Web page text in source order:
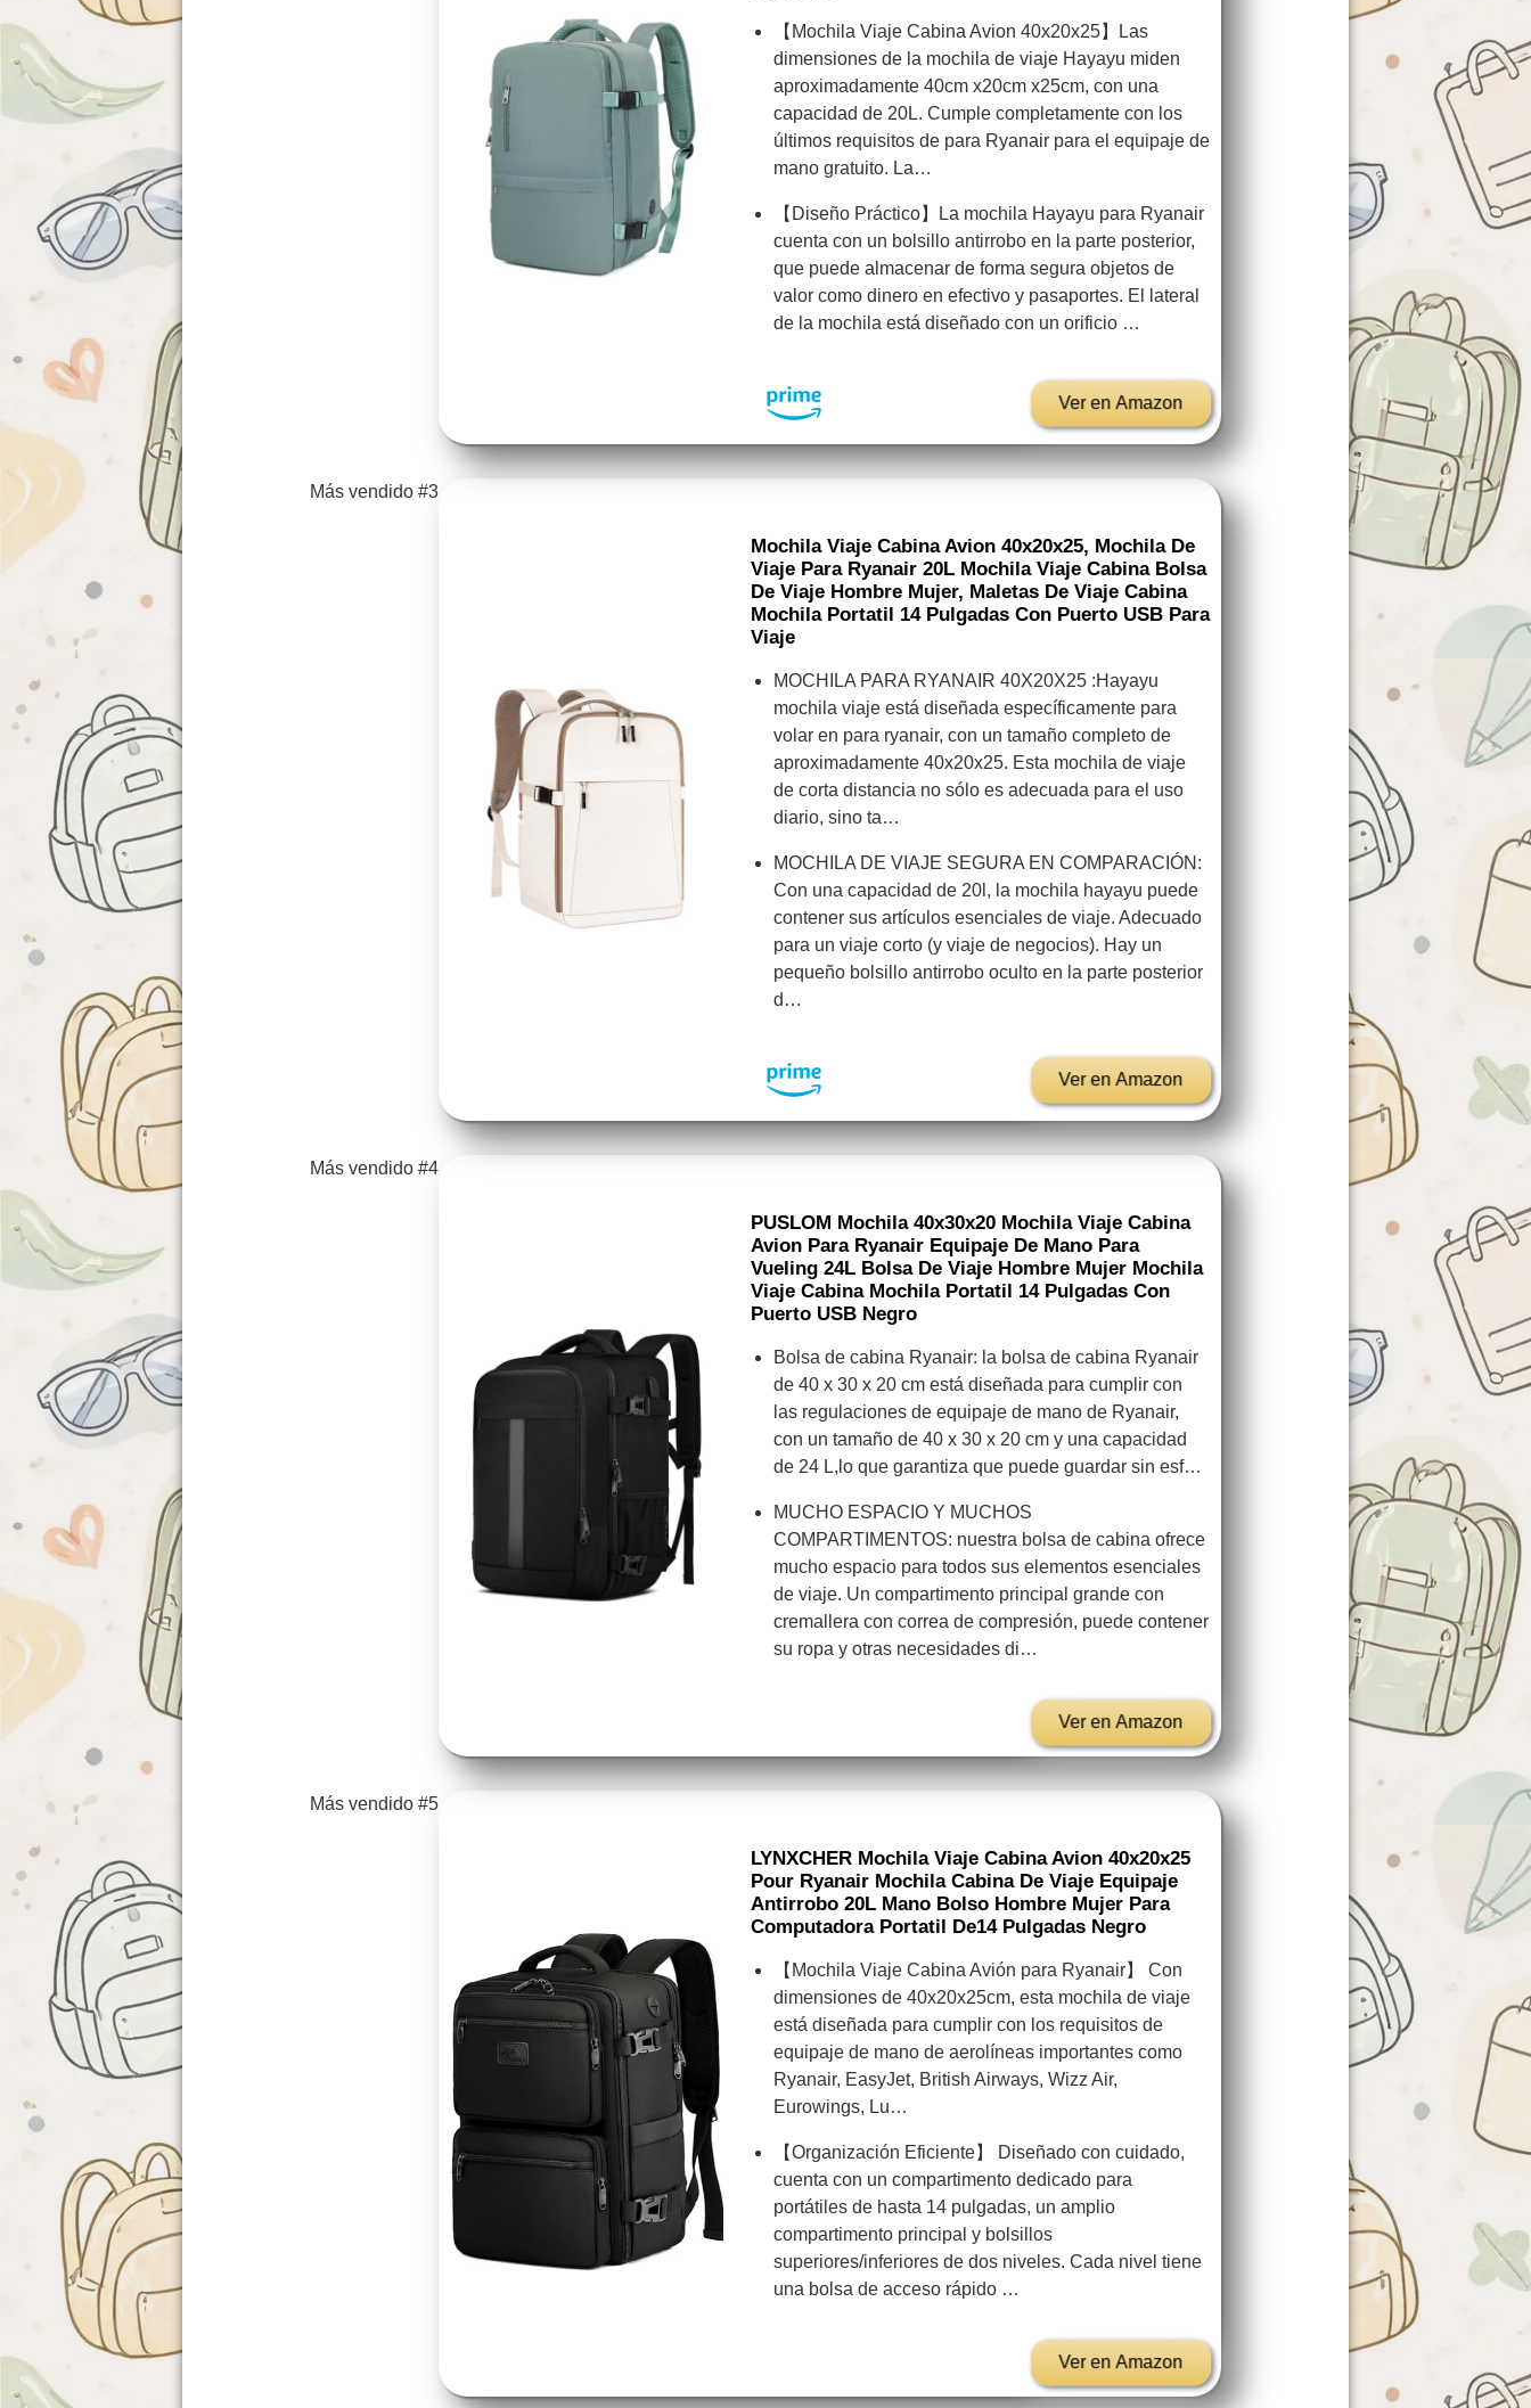
【Mochila Viaje Cabina Avion 40x20x25】Las
dimensiones de la mochila de viaje Hayayu miden
aproximadamente 40cm x20cm x25cm, con una
capacidad de 20L. Cumple completamente con los
últimos requisitos de para Ryanair para el equipaje de
mano gratuito. La…
【Diseño Práctico】La mochila Hayayu para Ryanair
cuenta con un bolsillo antirrobo en la parte posterior,
que puede almacenar de forma segura objetos de
valor como dinero en efectivo y pasaportes. El lateral
de la mochila está diseñado con un orificio …
Ver en Amazon
Más vendido #3
Mochila Viaje Cabina Avion 40x20x25, Mochila De
Viaje Para Ryanair 20L Mochila Viaje Cabina Bolsa
De Viaje Hombre Mujer, Maletas De Viaje Cabina
Mochila Portatil 14 Pulgadas Con Puerto USB Para
Viaje
MOCHILA PARA RYANAIR 40X20X25 :Hayayu
mochila viaje está diseñada específicamente para
volar en para ryanair, con un tamaño completo de
aproximadamente 40x20x25. Esta mochila de viaje
de corta distancia no sólo es adecuada para el uso
diario, sino ta…
MOCHILA DE VIAJE SEGURA EN COMPARACIÓN:
Con una capacidad de 20l, la mochila hayayu puede
contener sus artículos esenciales de viaje. Adecuado
para un viaje corto (y viaje de negocios). Hay un
pequeño bolsillo antirrobo oculto en la parte posterior
d…
Ver en Amazon
Más vendido #4
PUSLOM Mochila 40x30x20 Mochila Viaje Cabina
Avion Para Ryanair Equipaje De Mano Para
Vueling 24L Bolsa De Viaje Hombre Mujer Mochila
Viaje Cabina Mochila Portatil 14 Pulgadas Con
Puerto USB Negro
Bolsa de cabina Ryanair: la bolsa de cabina Ryanair
de 40 x 30 x 20 cm está diseñada para cumplir con
las regulaciones de equipaje de mano de Ryanair,
con un tamaño de 40 x 30 x 20 cm y una capacidad
de 24 L,lo que garantiza que puede guardar sin esf…
MUCHO ESPACIO Y MUCHOS
COMPARTIMENTOS: nuestra bolsa de cabina ofrece
mucho espacio para todos sus elementos esenciales
de viaje. Un compartimento principal grande con
cremallera con correa de compresión, puede contener
su ropa y otras necesidades di…
Ver en Amazon
Más vendido #5
LYNXCHER Mochila Viaje Cabina Avion 40x20x25
Pour Ryanair Mochila Cabina De Viaje Equipaje
Antirrobo 20L Mano Bolso Hombre Mujer Para
Computadora Portatil De14 Pulgadas Negro
【Mochila Viaje Cabina Avión para Ryanair】 Con
dimensiones de 40x20x25cm, esta mochila de viaje
está diseñada para cumplir con los requisitos de
equipaje de mano de aerolíneas importantes como
Ryanair, EasyJet, British Airways, Wizz Air,
Eurowings, Lu…
【Organización Eficiente】 Diseñado con cuidado,
cuenta con un compartimento dedicado para
portátiles de hasta 14 pulgadas, un amplio
compartimento principal y bolsillos
superiores/inferiores de dos niveles. Cada nivel tiene
una bolsa de acceso rápido …
Ver en Amazon